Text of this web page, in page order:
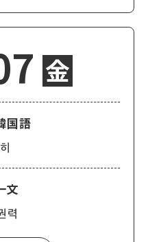
金
国語
文
력